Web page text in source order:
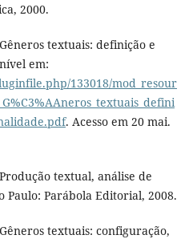
2000.
textuais: definição e
em:
133018/mod_resour
. Acesso em 20 mai.
textual, análise de
Paulo: Parábola Editorial, 2008.
textuais: configuração,